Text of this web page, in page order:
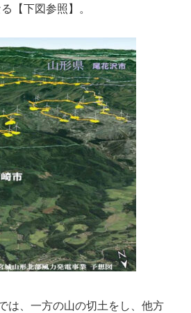
【下図参照】。
は、一方の山の切土をし、他方